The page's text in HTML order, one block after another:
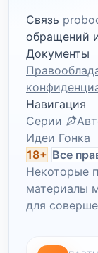
Связь
обращений
Документы
Навигация
Серии
Идеи Гонка
18+ Все
Некоторые
материалы
для